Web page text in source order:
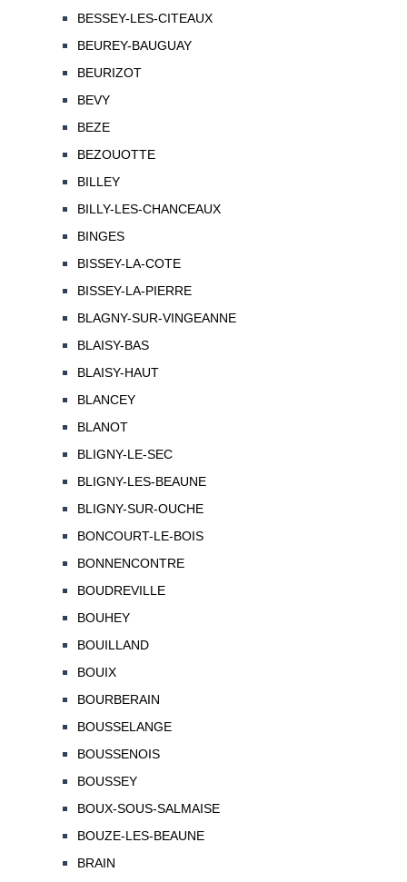
BESSEY-LES-CITEAUX
BEUREY-BAUGUAY
BEURIZOT
BEVY
BEZE
BEZOUOTTE
BILLEY
BILLY-LES-CHANCEAUX
BINGES
BISSEY-LA-COTE
BISSEY-LA-PIERRE
BLAGNY-SUR-VINGEANNE
BLAISY-BAS
BLAISY-HAUT
BLANCEY
BLANOT
BLIGNY-LE-SEC
BLIGNY-LES-BEAUNE
BLIGNY-SUR-OUCHE
BONCOURT-LE-BOIS
BONNENCONTRE
BOUDREVILLE
BOUHEY
BOUILLAND
BOUIX
BOURBERAIN
BOUSSELANGE
BOUSSENOIS
BOUSSEY
BOUX-SOUS-SALMAISE
BOUZE-LES-BEAUNE
BRAIN